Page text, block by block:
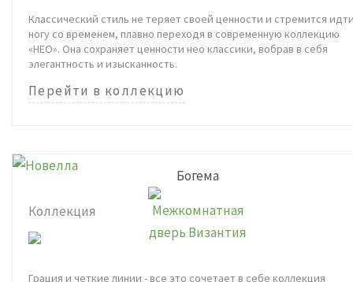
Богема
Классический стиль не теряет своей ценности и стремится
ногу со временем, плавно переходя в современную коллекцию
«НЕО». Она сохраняет ценности нео классики, вобрав в себя
элегантность и изысканность.
Перейти в коллекцию
Коллекция
Грация и четкие линии - все это сочетает в себе коллекция